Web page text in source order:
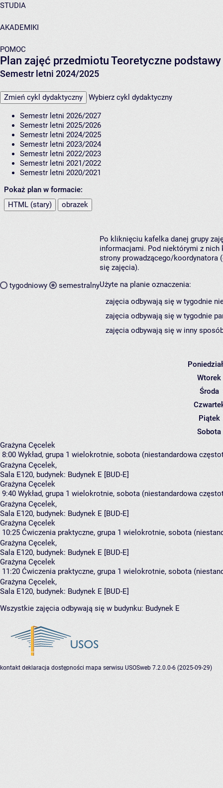
STUDIA
AKADEMIKI
POMOC
Plan zajęć przedmiotu Teoretyczne
Semestr letni 2024/2025
Zmień cykl dydaktyczny Wybierz cykl dydaktyczny
Semestr letni 2026/2027
Semestr letni 2025/2026
Semestr letni 2024/2025
Semestr letni 2023/2024
Semestr letni 2022/2023
Semestr letni 2021/2022
Semestr letni 2020/2021
Pokaż plan w formacie:
HTML (stary)
obrazek
tygodniowy semestralny
Po kliknięciu kafelka danej grupy
informacjami. Pod niektórymi z nich
strony prowadzącego/koordynatora
się zajęcia).
Użyte na planie oznaczenia:
zajęcia odbywają się w tygodnie
zajęcia odbywają się w tygodnie
zajęcia odbywają się w inny
Wtorek
Środa
Piątek
Sobota
Grażyna Cęcelek
8:00 Wykład, grupa 1 wielokrotnie, sobota (niestandardowa
Grażyna Cęcelek,
Sala E120, budynek: Budynek E [BUD-E]
Grażyna Cęcelek
9:40 Wykład, grupa 1 wielokrotnie, sobota (niestandardowa
Grażyna Cęcelek,
Sala E120, budynek: Budynek E [BUD-E]
Grażyna Cęcelek
10:25 Ćwiczenia praktyczne, grupa 1 wielokrotnie, sobota
Grażyna Cęcelek,
Sala E120, budynek: Budynek E [BUD-E]
Grażyna Cęcelek
11:20 Ćwiczenia praktyczne, grupa 1 wielokrotnie, sobota
Grażyna Cęcelek,
Sala E120, budynek: Budynek E [BUD-E]
Wszystkie zajęcia odbywają się w budynku: Budynek E
kontakt deklaracja dostępności mapa serwisu USOSweb 7.2.0.0-6 (2025-09-29)